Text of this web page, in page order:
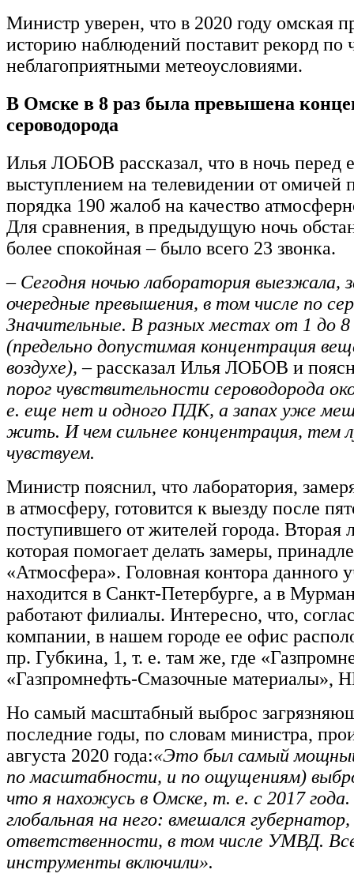
Министр уверен, что в 2020 году омская
историю наблюдений поставит рекорд по
неблагоприятными метеоусловиями.
В Омске в 8 раз была превышена
сероводорода
Илья ЛОБОВ рассказал, что в ночь перед
выступлением на телевидении от омичей
порядка 190 жалоб на качество
Для сравнения, в предыдущую ночь
более спокойная – было всего 23 звонка.
– Сегодня ночью лаборатория выезжала,
очередные превышения, в том числе по
Значительные. В разных местах от 1 до
(предельно допустимая концентрация
воздухе), –рассказал Илья ЛОБОВ и
порог чувствительности сероводорода
е. еще нет и одного ПДК, а запах уже
жить. И чем сильнее концентрация, тем
чувствуем.
Министр пояснил, что лаборатория,
в атмосферу, готовится к выезду после
поступившего от жителей города. Вторая
которая помогает делать замеры,
«Атмосфера». Головная контора данного
находится в Санкт-Петербурге, а в
работают филиалы. Интересно, что,
компании, в нашем городе ее офис
пр. Губкина, 1, т. е. там же, где
«Газпромнефть-Смазочные материалы»,
Но самый масштабный выброс
последние годы, по словам министра,
августа 2020 года:«Это был самый
по масштабности, и по ощущениям)
что я нахожусь в Омске, т. е. с 2017
глобальная на него: вмешался
ответственности, в том числе УМВД.
инструменты включили».